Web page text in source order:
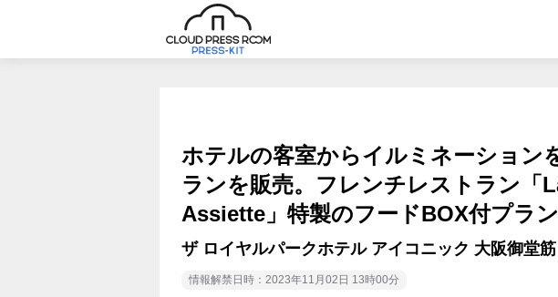
ホテルの客室からイルミネーション
ランを販売。フレンチレストラン「
Assiette」特製のフードBOX付プラ
ザ ロイヤルパークホテル アイコニック 大阪御堂筋
情報解禁日時：2023年11月02日 13時00分